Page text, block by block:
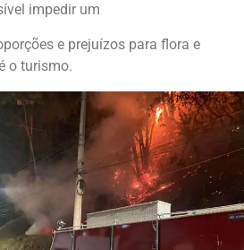
impedir um
e prejuízos para flora e
o turismo.